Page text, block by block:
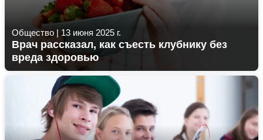
Общество | 13 июня 2025 г.
Врач рассказал, как съесть клубнику без
вреда здоровью